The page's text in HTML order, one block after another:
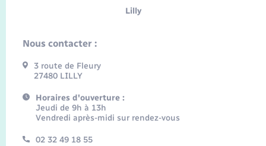
Lilly
Nous contacter :
3 route de Fleury
27480 LILLY
Horaires d'ouverture :
Jeudi de 9h à 13h
Vendredi après-midi sur rendez-vous
02 32 49 18 55